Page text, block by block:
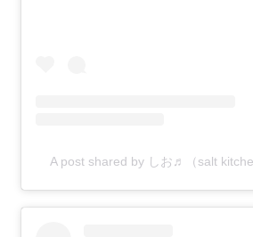
A post shared by しお♬（salt